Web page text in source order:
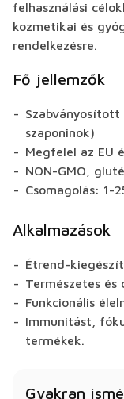
felhasználási
kozmetikai és
rendelkezésre.
Fő jellemzők
szaponinok)
Megfelel az EU
NON-GMO,
Csomagolás: 1-
Alkalmazások
Étrend-
Természetes
Funkcionális
Immunitást,
termékek.
Gyakran